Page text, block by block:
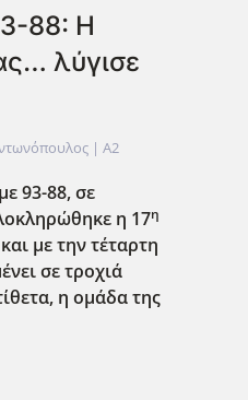
88: Η
λύγισε
| A2
93-88, σε
η 17η
με την τέταρτη
σε τροχιά
η ομάδα της